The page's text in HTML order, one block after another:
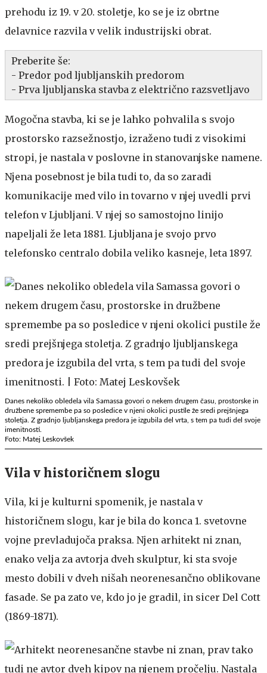
prehodu iz 19. v 20. stoletje, ko se je iz obrtne
delavnice razvila v velik industrijski obrat.
Preberite še:
- Predor pod ljubljanskih predorom
- Prva ljubljanska stavba z električno razsvetljavo
Mogočna stavba, ki se je lahko pohvalila s svojo
prostorsko razsežnostjo, izraženo tudi z visokimi
stropi, je nastala v poslovne in stanovanjske namene.
Njena posebnost je bila tudi to, da so zaradi
komunikacije med vilo in tovarno v njej uvedli prvi
telefon v Ljubljani. V njej so samostojno linijo
napeljali že leta 1881. Ljubljana je svojo prvo
telefonsko centralo dobila veliko kasneje, leta 1897.
Danes nekoliko obledela vila Samassa govori o nekem drugem času, prostorske in
družbene spremembe pa so posledice v njeni okolici pustile že sredi prejšnjega
stoletja. Z gradnjo ljubljanskega predora je izgubila del vrta, s tem pa tudi del svoje
imenitnosti.
Foto: Matej Leskovšek
Vila v historičnem slogu
Vila, ki je kulturni spomenik, je nastala v
historičnem slogu, kar je bila do konca 1. svetovne
vojne prevladujoča praksa. Njen arhitekt ni znan,
enako velja za avtorja dveh skulptur, ki sta svoje
mesto dobili v dveh nišah neorenesančno oblikovane
fasade. Se pa zato ve, kdo jo je gradil, in sicer Del Cott
(1869-1871).